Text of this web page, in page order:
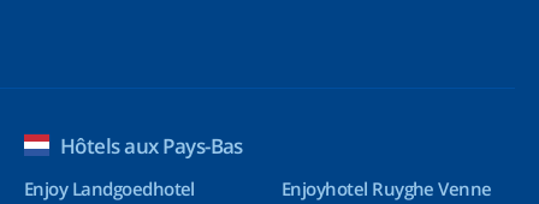
Hôtels aux Pays-Bas
Enjoy Landgoedhotel
Enjoyhotel Ruyghe Venne